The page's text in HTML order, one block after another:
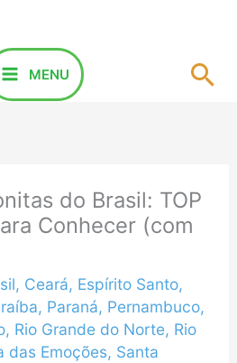
MENU
do Brasil: TOP
Conhecer (com
, Ceará, Espírito Santo,
, Paraná, Pernambuco,
, Rio Grande do Norte, Rio
das Emoções, Santa